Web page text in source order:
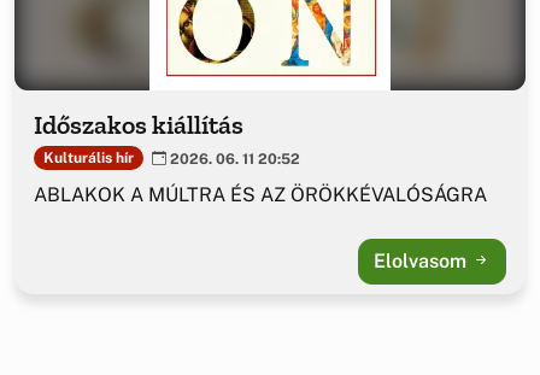
Időszakos kiállítás
Kulturális hír 2026. 06. 11 20:52
ABLAKOK A MÚLTRA ÉS AZ ÖRÖKKÉVALÓSÁGRA
Elolvasom